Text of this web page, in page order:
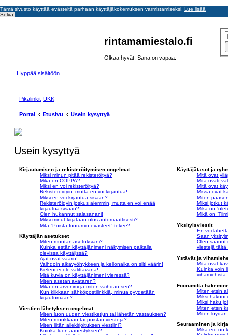
Tämä sivusto käyttää evästeitä parhaan käyttäjäkokemuksen varmistamiseksi. Lue lisää
Selvä!
rintamamiestalo.fi
Olkaa hyvät. Sana on vapaa.
Hyppää sisältöön
Pikalinkit UKK
Portal Etusivu Usein kysyttyä
Usein kysyttyä
Kirjautumisen ja rekisteröitymisen ongelmat
Miksi minun pitää rekisteröityä?
Mikä on COPPA?
Miksi en voi rekisteröityä?
Rekisteröidyin, mutta en voi kirjautua!
Miksi en voi kirjautua sisään?
Rekisteröidyin joskus aiemmin, mutta en voi enää
kirjautua sisään?!
Olen hukannut salasanani!
Miksi minut kirjataan ulos automaattisesti?
Mitä “Poista foorumin evästeet” tekee?
Käyttäjän asetukset
Miten muutan asetuksiani?
Kuinka estän käyttäjänimeni näkymisen paikalla
olevissa käyttäjissä?
Ajat ovat väärin!
Vaihdoin aikavyöhykkeen ja kellonaika on silti väärin!
Kieleni ei ole valittavana!
Mitä kuvia on käyttäjänimeni vieressä?
Miten asetan avataren?
Mikä on arvonimi ja miten vaihdan sen?
Kun klikkaan sähköpostilinkkiä, minua pyydetään
kirjautumaan?
Viestien lähetyksen ongelmat
Miten luon uuden viestiketjun tai lähetän vastauksen?
Miten muokkaan tai poistan viestejä?
Miten liitän allekirjoituksen viestiini?
Kuinka luon äänestyksen?
Käyttäjätasot ja
Mitä ovat
Mitä ovatr
Mitä ovat
Missä ovat
Miten
Miksi jotkut
Mikä on
Mikä on
Yksityisviestit
En voi
Saan
Olen saanut
viestejä tältä
Ystävät ja
Mitä ovat
Kuinka voin
vihamiehistä
Foorumilta
Miten etsin
Miksi hakuni
Miksi haku
Miten etsin
Miten
Seuraaminen ja
Mikä ero on